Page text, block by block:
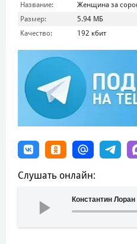
Название:
Женщина за
Размер:
5.94 МБ
Качество:
192 кбит
Слушать онлайн:
Константин